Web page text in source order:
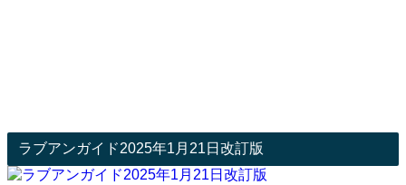
ラブアンガイド2025年1月21日改訂版